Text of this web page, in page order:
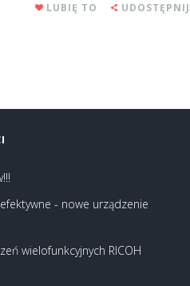
LUBIĘ TO UDOSTĘPNIJ
- nowe urządzenie
wielofunkcyjnych RICOH